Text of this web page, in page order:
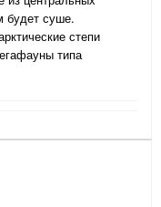
будет суше.
степи
типа